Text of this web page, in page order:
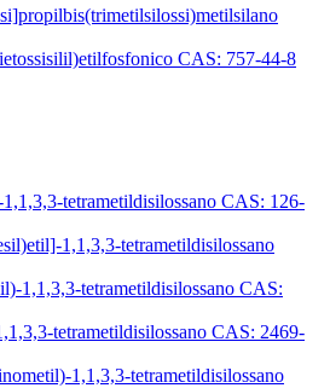
CAS: 757-44-8
tetrametildisilossano CAS: 126-
1,1,3,3-tetrametildisilossano
1,1,3,3-tetrametildisilossano CAS:
tetrametildisilossano CAS: 2469-
1,1,3,3-tetrametildisilossano